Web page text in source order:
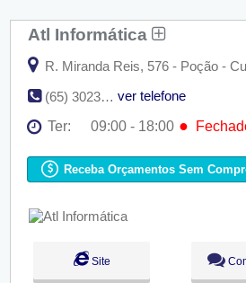
Atl Informática
R. Miranda Reis, 576 - Poção -
(65) 3023-9610
ver telefone
Ter:
09:00 - 18:00 ●
Ter:
09:00 - 18:00 ●
Qua:
09:00 - 18:00
Sex:
09:00 - 18:00
Receba Orçamentos Sem
Site